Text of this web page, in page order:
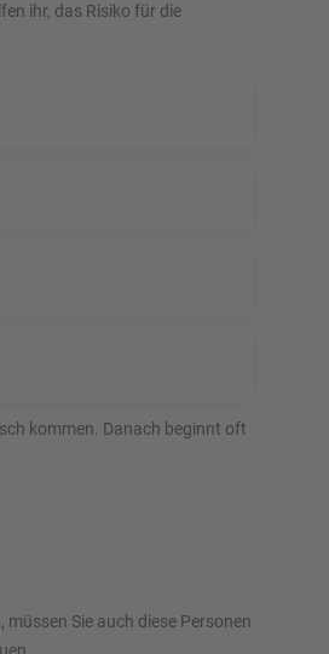
ihr, das Risiko für die
kommen. Danach beginnt oft
Sie auch diese Personen